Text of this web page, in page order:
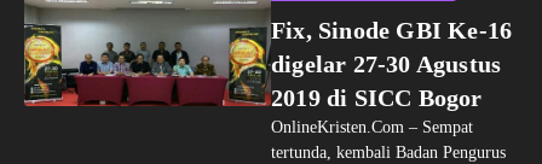
Fix, Sinode GBI Ke-16
digelar 27-30 Agustus
2019 di SICC Bogor
OnlineKristen.Com – Sempat
tertunda, kembali Badan Pengurus